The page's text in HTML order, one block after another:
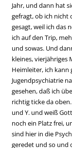
Jahr, und dann hat
gefragt, ob ich nicht
gesagt, weil ich das
ich auf den Trip,
und sowas. Und
kleines, vierjähriges
Heimleiter, ich kann
Jugendpsychiatrie
gesehen, daß ich
richtig ticke da
und Y. und weiß
noch ein Platz frei,
sind hier in die
geredet und so und